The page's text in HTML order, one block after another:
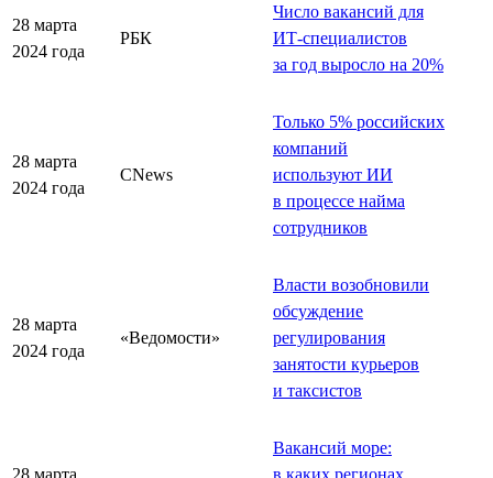
28 марта
2024 года
РБК
Число вакансий для
ИТ-специалистов
за год выросло на 20%
28 марта
2024 года
CNews
Только 5% российских
компаний
используют ИИ
в процессе найма
сотрудников
28 марта
2024 года
«Ведомости»
Власти возобновили
обсуждение
регулирования
занятости курьеров
и таксистов
28 марта
Вакансий море:
в каких регионах